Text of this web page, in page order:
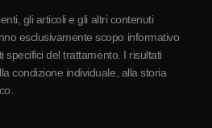
gli articoli e gli altri contenuti
esclusivamente scopo informativo
specifici del trattamento. I risultati
condizione individuale, alla storia